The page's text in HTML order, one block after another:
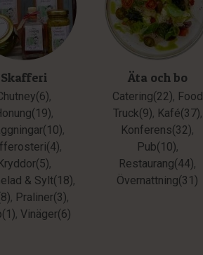
Skafferi
,
,
,
,
,
& Sylt(18),
, Praliner(3),
, Vinäger(6)
Äta och bo
Catering(22), Food
Truck(9), Kafé(37),
Konferens(32),
Pub(10),
Restaurang(44),
Övernattning(31)